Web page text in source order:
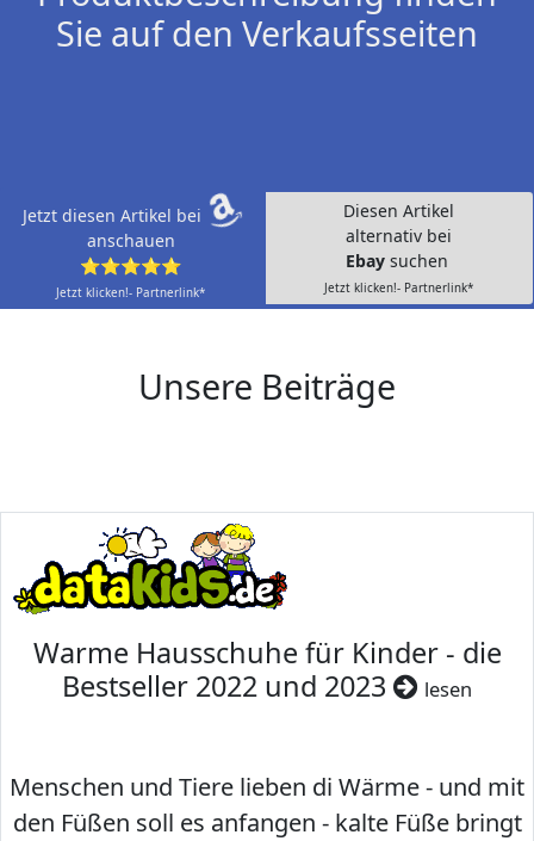
Sie auf den Verkaufsseiten
Jetzt diesen Artikel bei
anschauen
⭐⭐⭐⭐⭐
Jetzt klicken!- Partnerlink*
Diesen Artikel
alternativ bei
Ebay suchen
Jetzt klicken!- Partnerlink*
Unsere Beiträge
Warme Hausschuhe für Kinder - die
Bestseller 2022 und 2023
lesen
Menschen und Tiere lieben di Wärme - und mit
den Füßen soll es anfangen - kalte Füße bringt